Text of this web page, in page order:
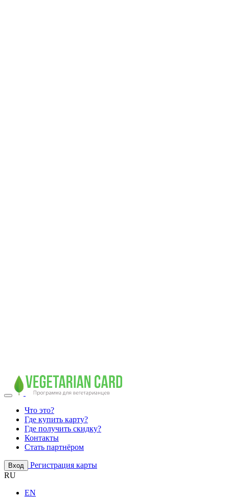
Что это?
Где купить карту?
Где получить скидку?
Контакты
Стать партнёром
Вход
Регистрация карты
RU
EN